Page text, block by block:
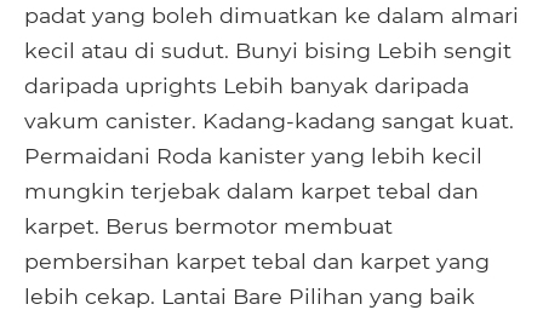
padat yang boleh dimuatkan ke dalam almari
kecil atau di sudut. Bunyi bising Lebih sengit
daripada uprights Lebih banyak daripada
vakum canister. Kadang-kadang sangat kuat.
Permaidani Roda kanister yang lebih kecil
mungkin terjebak dalam karpet tebal dan
karpet. Berus bermotor membuat
pembersihan karpet tebal dan karpet yang
lebih cekap. Lantai Bare Pilihan yang baik